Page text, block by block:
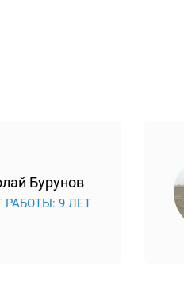
Бурунов
9 ЛЕТ